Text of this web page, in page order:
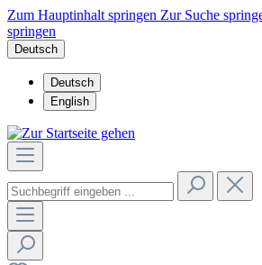
Zum Hauptinhalt springen Zur Suche
springen
Deutsch
Deutsch
English